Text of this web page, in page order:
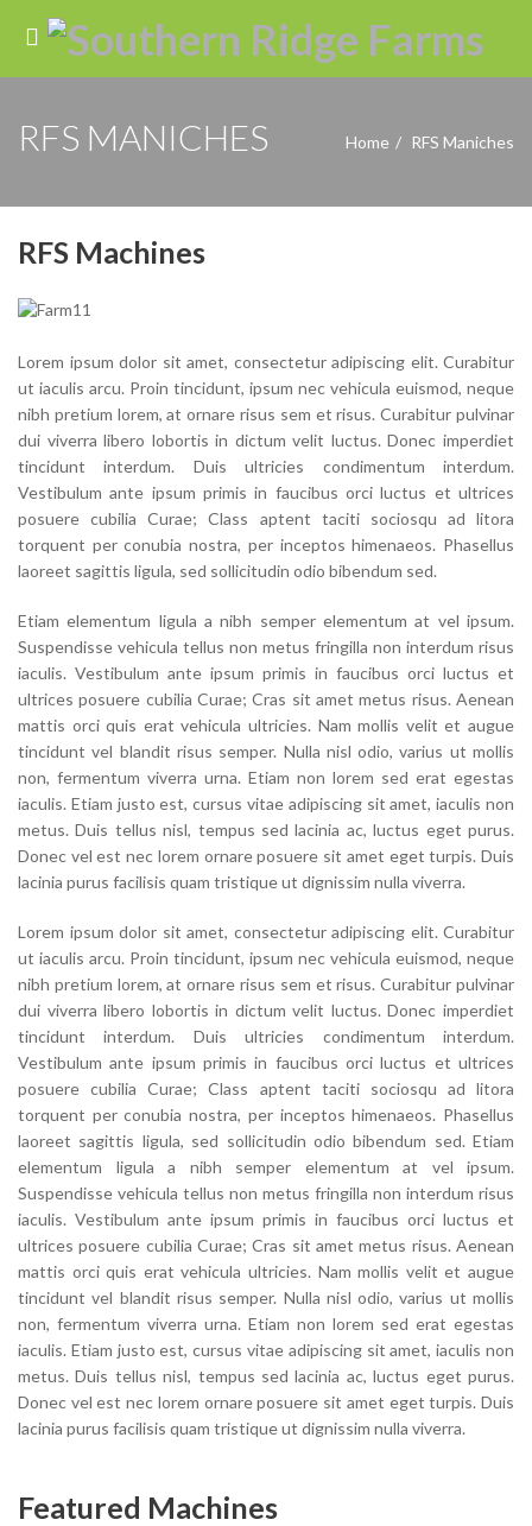
RFS MANICHES Home RFS Maniches
RFS Machines
Lorem ipsum dolor sit amet, consectetur adipiscing elit. Curabitur
ut iaculis arcu. Proin tincidunt, ipsum nec vehicula euismod, neque
nibh pretium lorem, at ornare risus sem et risus. Curabitur pulvinar
dui viverra libero lobortis in dictum velit luctus. Donec imperdiet
tincidunt interdum. Duis ultricies condimentum interdum.
Vestibulum ante ipsum primis in faucibus orci luctus et ultrices
posuere cubilia Curae; Class aptent taciti sociosqu ad litora
torquent per conubia nostra, per inceptos himenaeos. Phasellus
laoreet sagittis ligula, sed sollicitudin odio bibendum sed.
Etiam elementum ligula a nibh semper elementum at vel ipsum.
Suspendisse vehicula tellus non metus fringilla non interdum risus
iaculis. Vestibulum ante ipsum primis in faucibus orci luctus et
ultrices posuere cubilia Curae; Cras sit amet metus risus. Aenean
mattis orci quis erat vehicula ultricies. Nam mollis velit et augue
tincidunt vel blandit risus semper. Nulla nisl odio, varius ut mollis
non, fermentum viverra urna. Etiam non lorem sed erat egestas
iaculis. Etiam justo est, cursus vitae adipiscing sit amet, iaculis non
metus. Duis tellus nisl, tempus sed lacinia ac, luctus eget purus.
Donec vel est nec lorem ornare posuere sit amet eget turpis. Duis
lacinia purus facilisis quam tristique ut dignissim nulla viverra.
Lorem ipsum dolor sit amet, consectetur adipiscing elit. Curabitur
ut iaculis arcu. Proin tincidunt, ipsum nec vehicula euismod, neque
nibh pretium lorem, at ornare risus sem et risus. Curabitur pulvinar
dui viverra libero lobortis in dictum velit luctus. Donec imperdiet
tincidunt interdum. Duis ultricies condimentum interdum.
Vestibulum ante ipsum primis in faucibus orci luctus et ultrices
posuere cubilia Curae; Class aptent taciti sociosqu ad litora
torquent per conubia nostra, per inceptos himenaeos. Phasellus
laoreet sagittis ligula, sed sollicitudin odio bibendum sed. Etiam
elementum ligula a nibh semper elementum at vel ipsum.
Suspendisse vehicula tellus non metus fringilla non interdum risus
iaculis. Vestibulum ante ipsum primis in faucibus orci luctus et
ultrices posuere cubilia Curae; Cras sit amet metus risus. Aenean
mattis orci quis erat vehicula ultricies. Nam mollis velit et augue
tincidunt vel blandit risus semper. Nulla nisl odio, varius ut mollis
non, fermentum viverra urna. Etiam non lorem sed erat egestas
iaculis. Etiam justo est, cursus vitae adipiscing sit amet, iaculis non
metus. Duis tellus nisl, tempus sed lacinia ac, luctus eget purus.
Donec vel est nec lorem ornare posuere sit amet eget turpis. Duis
lacinia purus facilisis quam tristique ut dignissim nulla viverra.
Featured Machines